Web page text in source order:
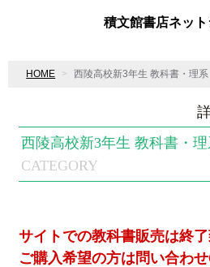
積文館書店ネッ
HOME 西陵高校新3年生 教科書・理系
CATEGORY
西陵高校新3年生 教科書・
サイトでの教科書販売は終
ご購入希望の方は問い合わ